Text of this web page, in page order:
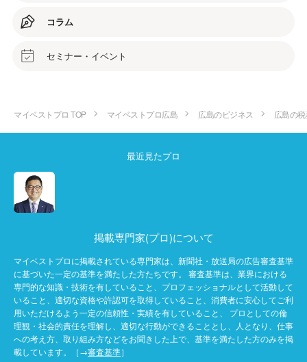
コラム
セミナー・イベント
マイベストプロ TOP マイベストプロ広島 広島のビジネス 広島の
最近見たプロ
掲載専門家(プロ)について
マイベストプロに掲載されている専門家は、新聞社・放送局の広告審査基準
に基づいた一定の基準を満たした方たちです。 審査基準は、業界における
専門的な知識・技術を有していること、プロフェッショナルとして活動して
いること、適切な資格や許認可を取得していること、消費者に安心してご利
用いただけるよう一定の信頼性・実績を有していること、 プロとしての倫
理観・社会的責任を理解し、適切な行動ができることとし、人となり、仕事
への考え方、取り組み方などをお聞きした上で、基準を満たした方のみを掲
載しています。［→審査基準］